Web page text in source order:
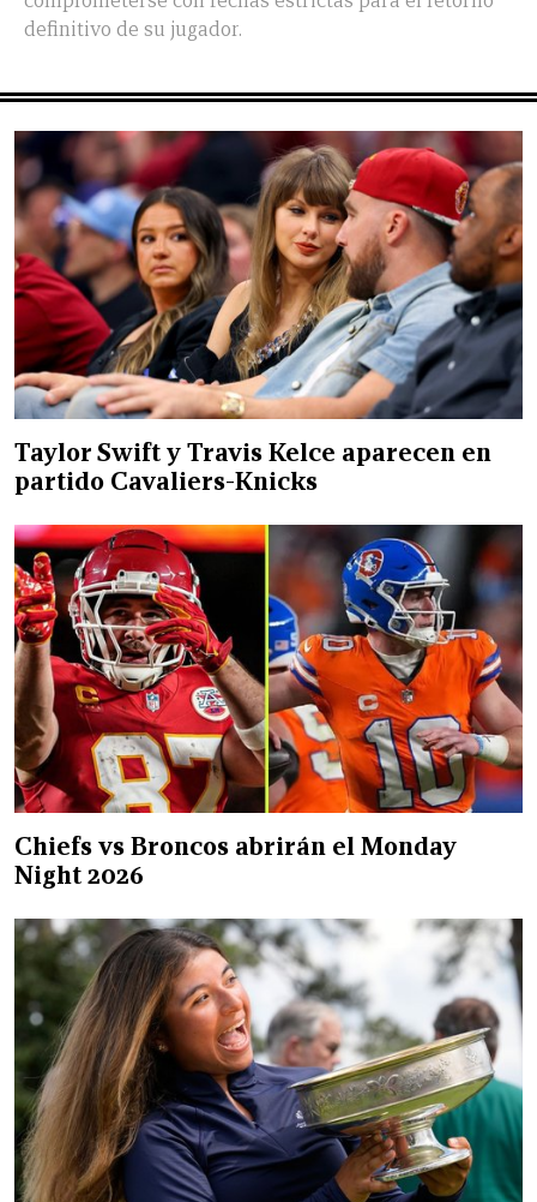
definitivo de su jugador.
Taylor Swift y Travis Kelce aparecen en
partido Cavaliers-Knicks
Chiefs vs Broncos abrirán el Monday
Night 2026